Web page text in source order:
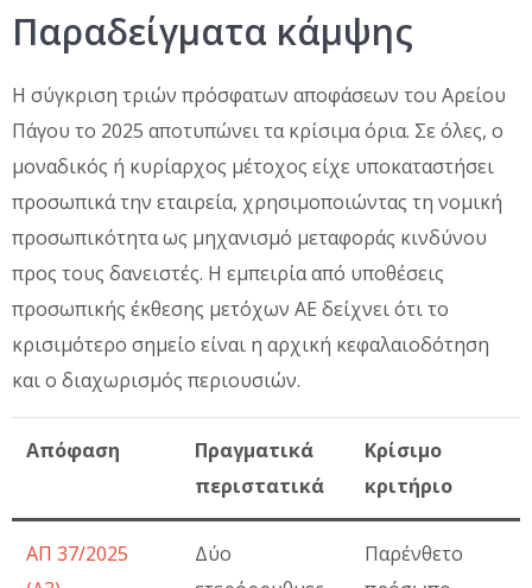
Παραδείγματα κάμψης
Η σύγκριση τριών πρόσφατων αποφάσεων του Αρείου
Πάγου το 2025 αποτυπώνει τα κρίσιμα όρια. Σε όλες, ο
μοναδικός ή κυρίαρχος μέτοχος είχε υποκαταστήσει
προσωπικά την εταιρεία, χρησιμοποιώντας τη νομική
προσωπικότητα ως μηχανισμό μεταφοράς κινδύνου
προς τους δανειστές. Η εμπειρία από υποθέσεις
προσωπικής έκθεσης μετόχων ΑΕ δείχνει ότι το
κρισιμότερο σημείο είναι η αρχική κεφαλαιοδότηση
και ο διαχωρισμός περιουσιών.
Απόφαση
Πραγματικά
περιστατικά
Κρίσιμο
κριτήριο
ΑΠ 37/2025
Δύο
Παρένθετο